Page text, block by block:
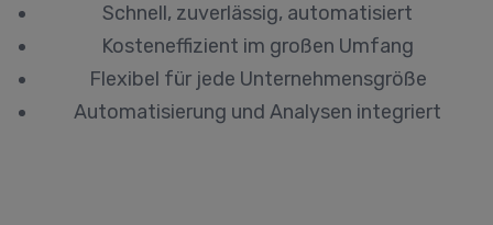
Schnell, zuverlässig, automatisiert
Kosteneffizient im großen Umfang
Flexibel für jede Unternehmensgröße
Automatisierung und Analysen integriert